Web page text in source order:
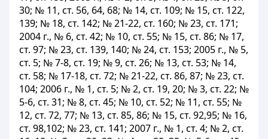
30; № 11, ст. 56, 64, 68; № 14, ст. 109; № 15, ст. 122,
139; № 18, ст. 142; № 21-22, ст. 160; № 23, ст. 171;
2004 г., № 6, ст. 42; № 10, ст. 55; № 15, ст. 86; № 17,
ст. 97; № 23, ст. 139, 140; № 24, ст. 153; 2005 г., № 5,
ст. 5; № 7-8, ст. 19; № 9, ст. 26; № 13, ст. 53; № 14,
ст. 58; № 17-18, ст. 72; № 21-22, ст. 86, 87; № 23, ст.
104; 2006 г., № 1, ст. 5; № 2, ст. 19, 20; № 3, ст. 22; №
5-6, ст. 31; № 8, ст. 45; № 10, ст. 52; № 11, ст. 55; №
12, ст. 72, 77; № 13, ст. 85, 86; № 15, ст. 92,95; № 16,
ст. 98,102; № 23, ст. 141; 2007 г., № 1, ст. 4; № 2, ст.